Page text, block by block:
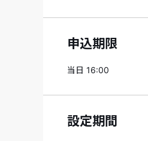
申込期限
当日 16:00
設定期間